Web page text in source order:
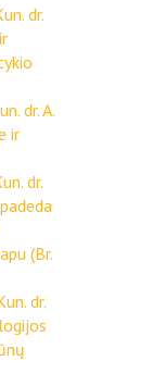
dr.
dr. A.
ir
dr.
(Br.
dr.